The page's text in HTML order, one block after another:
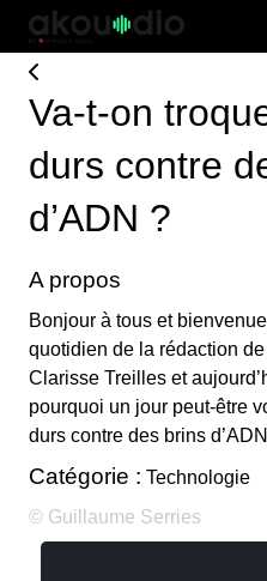
Va-t-on
durs contre
d’ADN ?
A propos
Bonjour à tous et
quotidien de la rédaction
Clarisse Treilles et
pourquoi un jour peut-être
durs contre des brins
Catégorie : Technologie
© Guillaume Serries